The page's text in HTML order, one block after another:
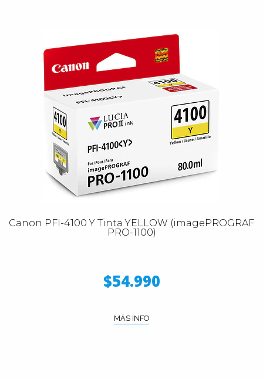
Canon PFI-4100 Y Tinta YELLOW (imagePROGRAF
PRO-1100)
$54.990
MÁS INFO